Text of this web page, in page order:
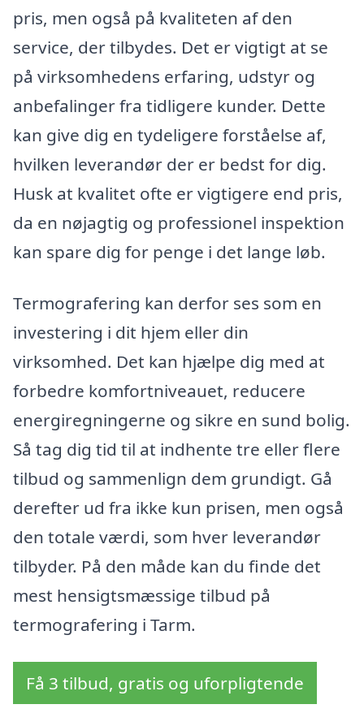
pris, men også på kvaliteten af den
service, der tilbydes. Det er vigtigt at se
på virksomhedens erfaring, udstyr og
anbefalinger fra tidligere kunder. Dette
kan give dig en tydeligere forståelse af,
hvilken leverandør der er bedst for dig.
Husk at kvalitet ofte er vigtigere end pris,
da en nøjagtig og professionel inspektion
kan spare dig for penge i det lange løb.
Termografering kan derfor ses som en
investering i dit hjem eller din
virksomhed. Det kan hjælpe dig med at
forbedre komfortniveauet, reducere
energiregningerne og sikre en sund bolig.
Så tag dig tid til at indhente tre eller flere
tilbud og sammenlign dem grundigt. Gå
derefter ud fra ikke kun prisen, men også
den totale værdi, som hver leverandør
tilbyder. På den måde kan du finde det
mest hensigtsmæssige tilbud på
termografering i Tarm.
Få 3 tilbud, gratis og uforpligtende